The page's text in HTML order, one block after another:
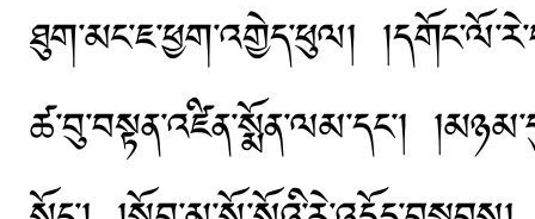
ཐུག་མང་ཇ་ཕྱག་འགྱེད་ཕུལ།
ཚ་བུ་བསྟན་འཛིན་སྨོན་ལམ་དང་།